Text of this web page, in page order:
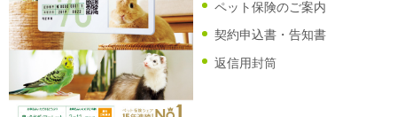
ペット保険のご案内
契約申込書・告知書
返信用封筒